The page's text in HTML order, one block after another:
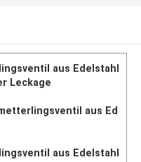
aus Edelstahl
Leckage
aus Ed
aus Edelstahl